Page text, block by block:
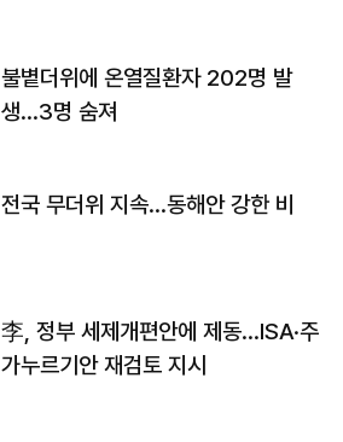
불볕더위에 온열질환자 202명 발
생…3명 숨져
전국 무더위 지속…동해안 강한 비
李, 정부 세제개편안에 제동…ISA·주
가누르기안 재검토 지시